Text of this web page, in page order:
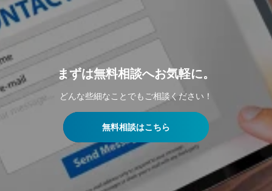
まずは無料相談へお気軽に。
どんな些細なことでもご相談ください！
無料相談はこちら